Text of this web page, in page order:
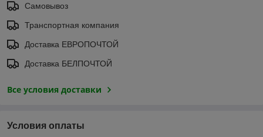
Самовывоз
Транспортная компания
Доставка ЕВРОПОЧТОЙ
Доставка БЕЛПОЧТОЙ
Все условия доставки
Условия оплаты